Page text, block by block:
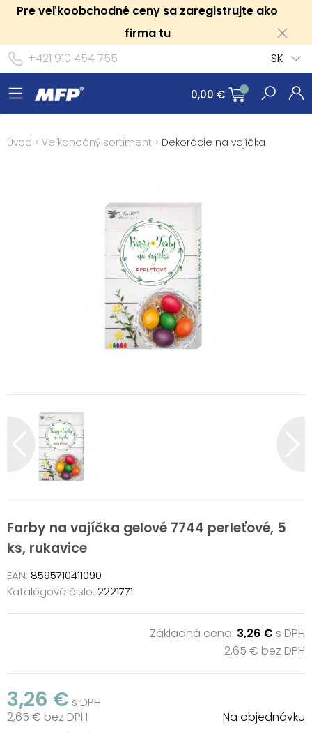
Pre veľkoobchodné ceny sa zaregistrujte ako
firma tu
+421 910 454 755
SK
0,00 €
Úvod > Veľkonočný sortiment > Dekorácie na vajíčka
Farby na vajíčka gelové 7744 perleťové, 5
ks, rukavice
EAN: 8595710411090
Katalógové čislo: 2221771
Základná cena: 3,26 € s DPH
2,65 € bez DPH
3,26 € s DPH
2,65 € bez DPH
Na objednávku